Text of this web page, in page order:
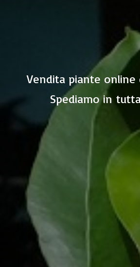
Vendita piante online
Spediamo in